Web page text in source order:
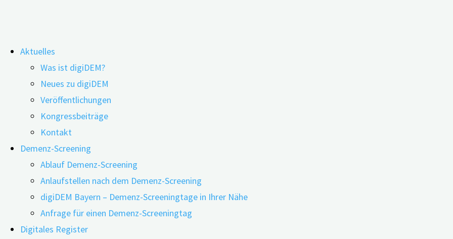
Inhalt
springen
Aktuelles
Was ist digiDEM?
Neues zu digiDEM
Veröffentlichungen
Kongressbeiträge
Kontakt
Demenz-Screening
Ablauf Demenz-Screening
Anlaufstellen nach dem Demenz-Screening
digiDEM Bayern – Demenz-Screeningtage in Ihrer Nähe
Anfrage für einen Demenz-Screeningtag
Digitales Register
Webinar: Die Kontroverse um die Alzheimer-Frühdiagnostik